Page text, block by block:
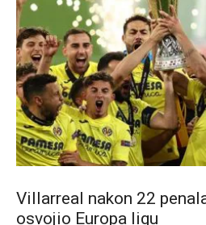
Villarreal nakon 22
osvojio Europa ligu